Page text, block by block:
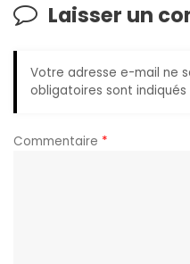
Laisser un
Votre adresse e-mail ne
obligatoires sont
Commentaire *